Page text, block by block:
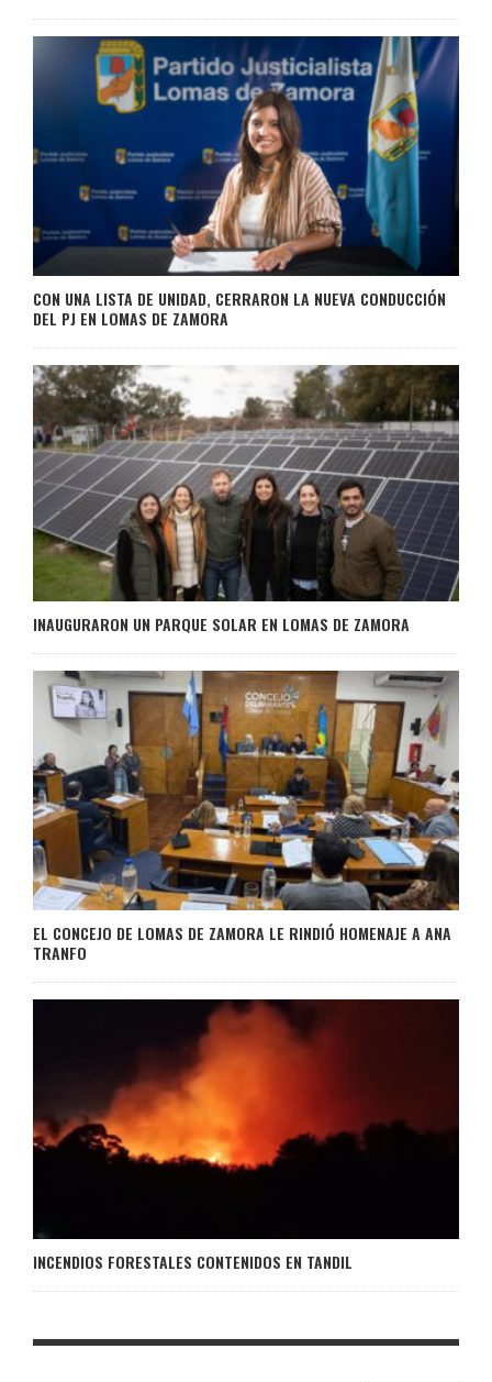
CON UNA LISTA DE UNIDAD, CERRARON LA NUEVA CONDUCCIÓN
DEL PJ EN LOMAS DE ZAMORA
INAUGURARON UN PARQUE SOLAR EN LOMAS DE ZAMORA
EL CONCEJO DE LOMAS DE ZAMORA LE RINDIÓ HOMENAJE A ANA
TRANFO
INCENDIOS FORESTALES CONTENIDOS EN TANDIL